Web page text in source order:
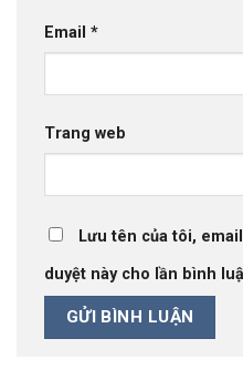
Email *
Trang web
Lưu tên của tôi,
duyệt này cho lần bình